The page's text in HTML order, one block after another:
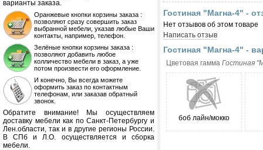
варианты заказа.
Оранжевые кнопки корзины заказа :
позволяют сразу совершить заказ
выбранной мебели, указав любые Ваши
контакты, например, телефон.
Зелёные кнопки корзины заказа :
позволяют добавить любое
колличество мебели в заказ, а уже
потом произвести его оформление.
И конечно, Вы всегда можете
оформить заказ по контактным
телефонам, или заказав обратный
звонок.
Обратите внимание! Мы осуществляем
доставку мебели как по Санкт-Петербургу и
Лен.области, так и в другие регионы России.
В СПб и Л.О. осуществляется и сборка
мебели.
Гостиная "Магна-4" -
Нет отзывов об этом товаре
Написать отзыв
Гостиная "Магна-4" -
Цветовая гамма Гостиная
боб лайн/мокко